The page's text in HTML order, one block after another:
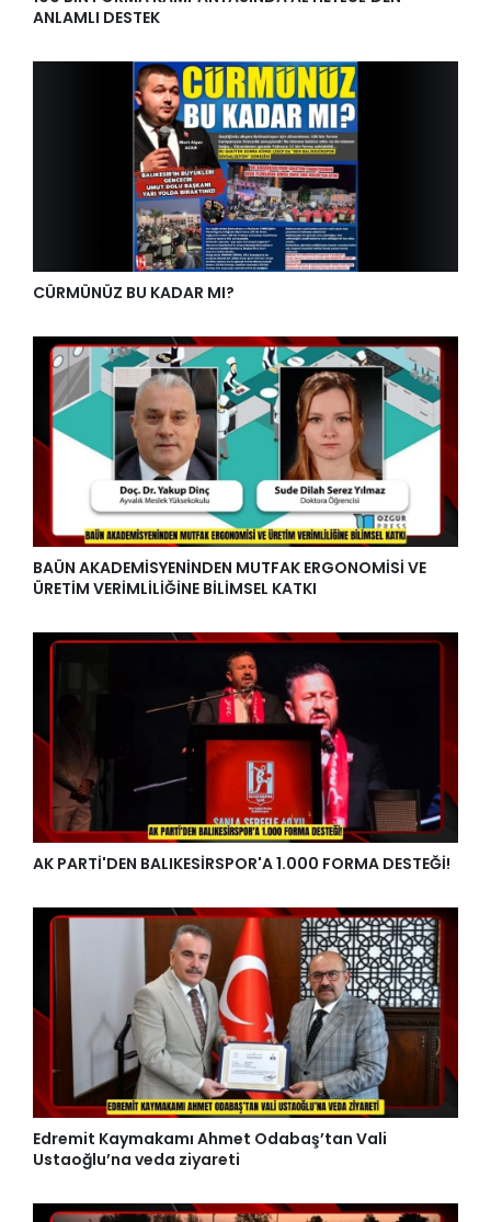
ANLAMLI DESTEK
CÜRMÜNÜZ BU KADAR MI?
BAÜN AKADEMİSYENİNDEN MUTFAK ERGONOMİSİ VE
ÜRETİM VERİMLİLİĞİNE BİLİMSEL KATKI
AK PARTİ'DEN BALIKESİRSPOR'A 1.000 FORMA DESTEĞİ!
Edremit Kaymakamı Ahmet Odabaş’tan Vali
Ustaoğlu’na veda ziyareti